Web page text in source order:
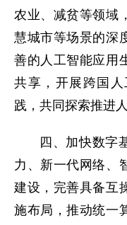
农业、减贫等领域
慧城市等场景的深
善的人工智能应用
共享，开展跨国
践，共同探索推进
四、加快数字
力、新一代网络、
建设，完善具备互
施布局，推动统一